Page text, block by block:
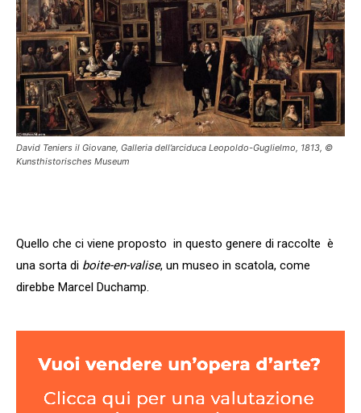
David Teniers il Giovane, Galleria dell’arciduca Leopoldo-Guglielmo, 1813, ©
Kunsthistorisches Museum
Quello che ci viene proposto in questo genere di raccolte è
una sorta di boite-en-valise, un museo in scatola, come
direbbe Marcel Duchamp.